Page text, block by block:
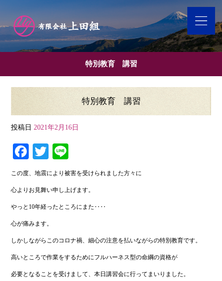
特別教育 講習
特別教育 講習
投稿日 2021年2月16日
Fa
ce
bo
ok
T
wi
tte
ne
この度、地震により被害を受けられました方々に
心よりお見舞い申し上げます。
やっと10年経ったところにまた‥‥
心が痛みます。
しかしながらこのコロナ禍、細心の注意を払いながらの特別教育です。
高いところで作業をするためにフルハーネス型の命綱の資格が
必要となることを受けまして、本日講習会に行ってまいりました。